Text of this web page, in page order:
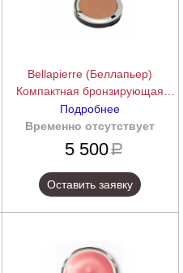
Bellapierre (Беллапьер)
Компактная бронзирующая
пудра (Compact Mineral
Bronzer), 10 г.подробнее
Подробнее
Временно отсутствует
5 500a
Оставить заявку